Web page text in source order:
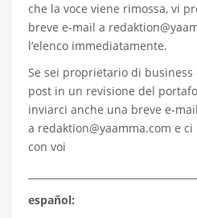
che la voce viene rimossa, vi
breve e-mail a
l’elenco immediatamente.
Se sei proprietario di
post in un revisione del
inviarci anche una breve e-mail
a redaktion@yaamma.com e ci
con voi
español: